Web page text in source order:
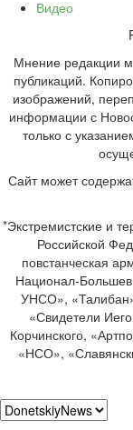
Видео
Мнение редакции
публикаций.
изображений,
информации с
только с
Сайт может
*Экстремистские и
Российской
повстанческая
Национал-
УНСО»,
«Свидетели
Корчинского,
«НСО»,